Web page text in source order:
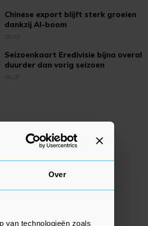
Over
van technologieën zoals
Chinese export blijft sterk groeien
dankzij AI-boom
05:53
Seizoenkaart Eredivisie bijna overal
duurder dan vorig seizoen
05:07